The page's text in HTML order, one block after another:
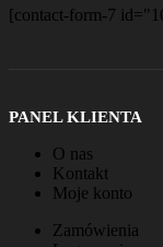
[contact-form-7
PANEL KLIENTA
O nas
Kontakt
Moje konto
Zamówienia